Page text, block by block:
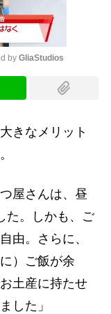
by GliaStudios
きなメリット
屋さんは、昼
た。しかも、ご
由。さらに、
）ご飯が余
土産に持たせ
した」